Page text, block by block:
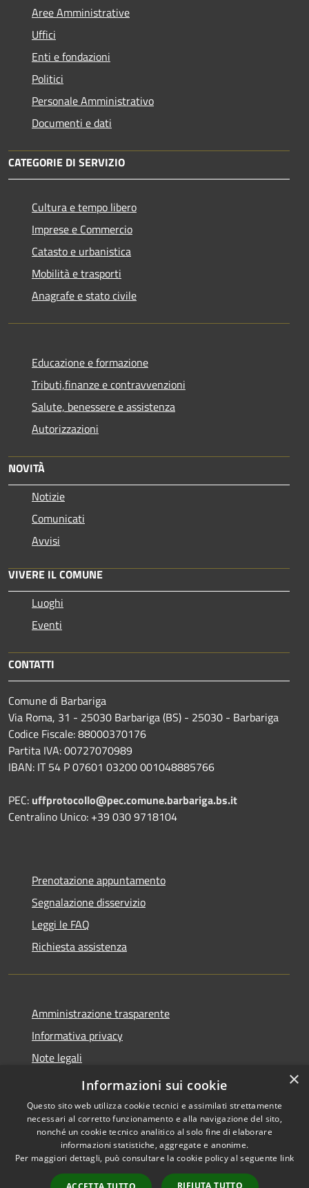
Aree Amministrative
Uffici
Enti e fondazioni
Politici
Personale Amministrativo
Documenti e dati
CATEGORIE DI SERVIZIO
Cultura e tempo libero
Imprese e Commercio
Catasto e urbanistica
Mobilità e trasporti
Anagrafe e stato civile
Educazione e formazione
Tributi,finanze e contravvenzioni
Salute, benessere e assistenza
Autorizzazioni
NOVITÀ
Notizie
Comunicati
Avvisi
VIVERE IL COMUNE
Luoghi
Eventi
CONTATTI
Comune di Barbariga
Via Roma, 31 - 25030 Barbariga (BS) - 25030 - Barbariga
Codice Fiscale: 88000370176
Partita IVA: 00727070989
IBAN: IT 54 P 07601 03200 001048885766
PEC: uffprotocollo@pec.comune.barbariga.bs.it
Centralino Unico: +39 030 9718104
Prenotazione appuntamento
Segnalazione disservizio
Leggi le FAQ
Richiesta assistenza
Amministrazione trasparente
Informativa privacy
Note legali
Dichiarazione di accessibilità
Accessibilità
Copyright © 2026 • Comune di
Barbariga • Powered by
Municipium• Accesso
×
Informazioni sui cookie
Questo sito web utilizza cookie tecnici e assimilati strettamente
necessari al corretto funzionamento e alla navigazione del sito,
nonché un cookie tecnico analitico al solo fine di elaborare
informazioni statistiche, aggregate e anonime.
Per maggiori dettagli, può consultare la cookie policy al seguente link
RIFIUTA TUTTO